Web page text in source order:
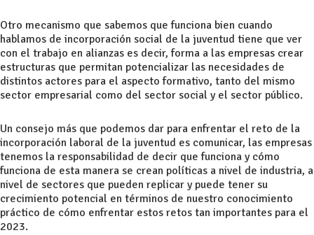
Otro mecanismo que sabemos que funciona bien cuando
hablamos de incorporación social de la juventud tiene que ver
con el trabajo en alianzas es decir, forma a las empresas crear
estructuras que permitan potencializar las necesidades de
distintos actores para el aspecto formativo, tanto del mismo
sector empresarial como del sector social y el sector público.
Un consejo más que podemos dar para enfrentar el reto de la
incorporación laboral de la juventud es comunicar, las empresas
tenemos la responsabilidad de decir que funciona y cómo
funciona de esta manera se crean políticas a nivel de industria, a
nivel de sectores que pueden replicar y puede tener su
crecimiento potencial en términos de nuestro conocimiento
práctico de cómo enfrentar estos retos tan importantes para el
2023.